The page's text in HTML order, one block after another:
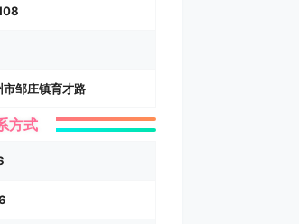
邹庄镇育才路
方式